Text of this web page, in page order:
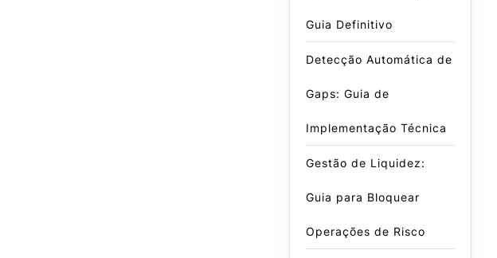
Guia Definitivo
Detecção Automática de
Gaps: Guia de
Implementação Técnica
Gestão de Liquidez:
Guia para Bloquear
Operações de Risco